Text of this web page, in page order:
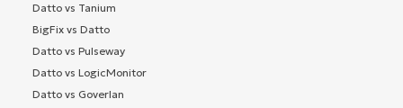
Datto vs Tanium
BigFix vs Datto
Datto vs Pulseway
Datto vs LogicMonitor
Datto vs Goverlan